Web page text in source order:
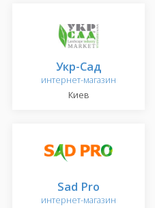
Укр-Сад
интернет-магазин
Киев
Sad Pro
интернет-магазин